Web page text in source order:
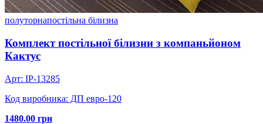
полуторнапостільна білизна
Комплект постільної білизни з компаньйоном
Кактус
Арт: IP-13285
Код виробника: ДП евро-120
1480.00 грн